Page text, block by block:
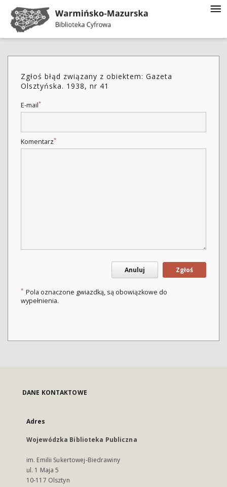
Zgłoś błąd związany z obiektem: Gazeta
Olsztyńska. 1938, nr 41
E-mail*
Komentarz*
Anuluj Zgłoś
* Pola oznaczone gwiazdką, są obowiązkowe do
wypełnienia.
DANE KONTAKTOWE
Adres
Wojewódzka Biblioteka Publiczna
im. Emilii Sukertowej-Biedrawiny
ul. 1 Maja 5
10-117 Olsztyn